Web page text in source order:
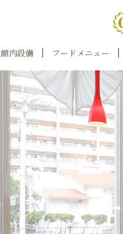
館内設備 フードメニュー